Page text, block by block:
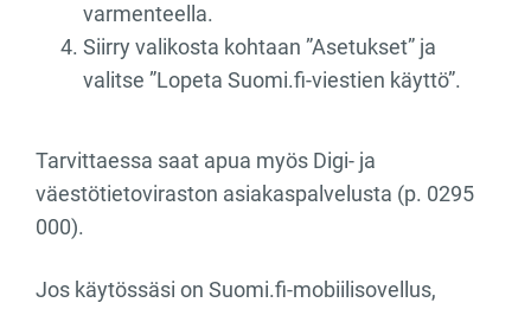
varmenteella.
Siirry valikosta kohtaan ”Asetukset” ja
valitse ”Lopeta Suomi.fi-viestien käyttö”.
Tarvittaessa saat apua myös Digi- ja
väestötietoviraston asiakaspalvelusta (p. 0295
000).
Jos käytössäsi on Suomi.fi-mobiilisovellus,